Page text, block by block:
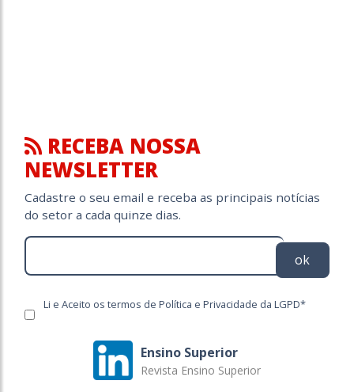
RECEBA NOSSA
NEWSLETTER
Cadastre o seu email e receba as principais notícias
do setor a cada quinze dias.
ok
Li e Aceito os termos de Política e Privacidade da LGPD*
Ensino Superior
Revista Ensino Superior